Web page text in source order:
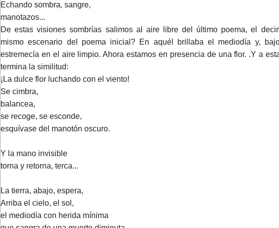
Echando sombra, sangre,
manotazos...
De estas visiones sombrías salimos al aire libre del último poema, el
mismo escenario del poema inicial? En aquél brillaba el mediodía y,
estremecía en el aire limpio. Ahora estamos en presencia de una flor. .Y a
termina la similitud:
¡La dulce flor luchando con el viento!
Se cimbra,
balancea,
se recoge, se esconde,
esquívase del manotón oscuro.
Y la mano invisible
torna y retorna, terca...
La tierra, abajo, espera,
Arriba el cielo, el sol,
el mediodía con herida mínima